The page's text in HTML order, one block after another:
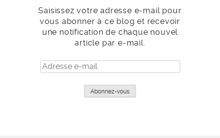
Saisissez votre adresse e-mail pour
vous abonner à ce blog et recevoir
une notification de chaque nouvel
article par e-mail.
Adresse
e-
Abonnez-vous